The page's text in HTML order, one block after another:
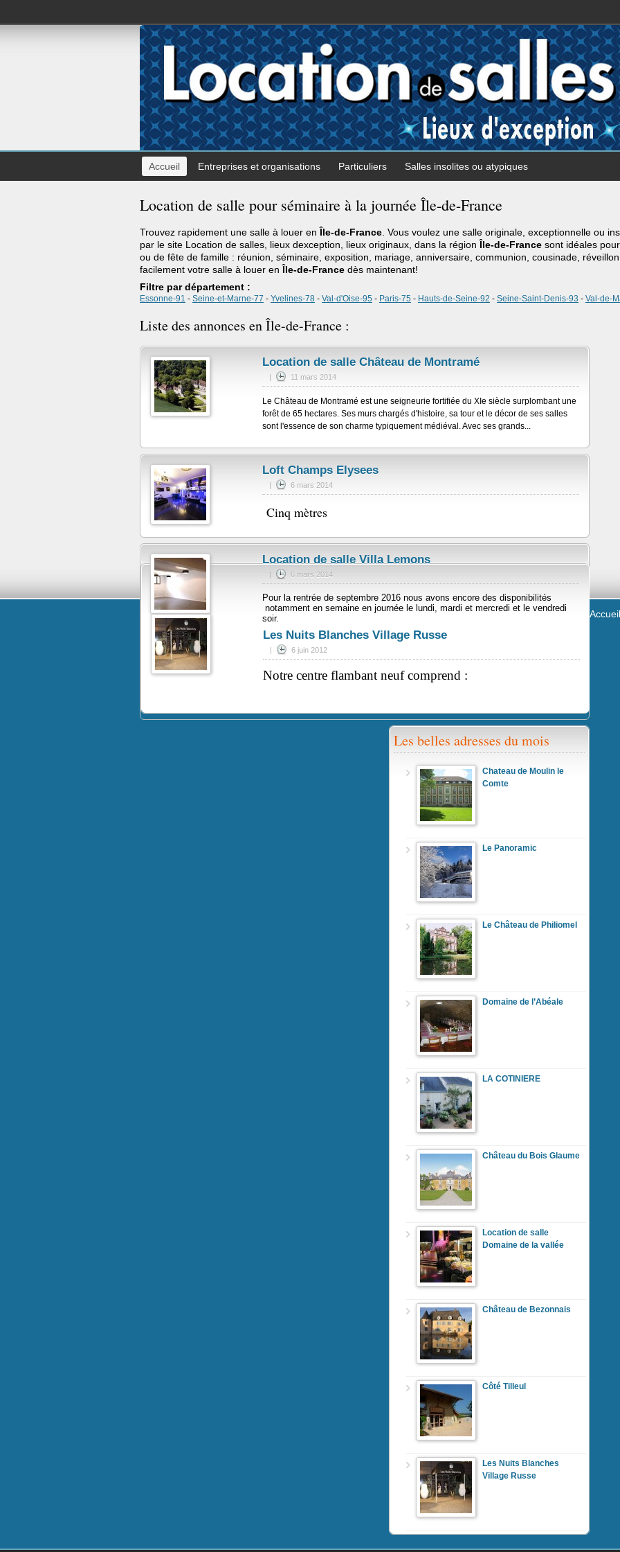
Accueil Entreprises et organisations Particuliers Salles insolites ou atypiques
Location de salle pour séminaire à la journée Île-de-France
Trouvez rapidement une salle à louer en Île-de-France . Vous voulez une salle originale, exceptionnelle ou
par le site Location de salles, lieux dexception, lieux originaux, dans la région Île-de-France sont idéales
ou de fête de famille : réunion, séminaire, exposition, mariage, anniversaire, communion, cousinade,
facilement votre salle à louer en Île-de-France dès maintenant!
Filtre par département :
Essonne-91 - Seine-et-Marne-77 - Yvelines-78 - Val-d'Oise-95 - Paris-75 - Hauts-de-Seine-92 - Seine-Saint-Denis-93 - Val-de-
Liste des annonces en Île-de-France :
Location de salle Château de Montramé
| 11 mars 2014
Le Château de Montramé est une seigneurie fortifiée du XIe siècle surplombant une
forêt de 65 hectares. Ses murs chargés d'histoire, sa tour et le décor de ses salles
sont l'essence de son charme typiquement médiéval. Avec ses grands...
Loft Champs Elysees
| 6 mars 2014
Cinq mètres
Location de salle Villa Lemons
| 6 mars 2014
Pour la rentrée de septembre 2016 nous avons encore des disponibilités
notamment en semaine en journée le lundi, mardi et mercredi et le vendredi
soir.
Les Nuits Blanches Village Russe
| 6 juin 2012
Notre centre flambant neuf comprend :
Les belles adresses du mois
Chateau de Moulin le
Comte
Le Panoramic
Le Château de Philiomel
Domaine de l’Abéale
LA COTINIERE
Château du Bois Glaume
Location de salle
Domaine de la vallée
Château de Bezonnais
Côté Tilleul
Les Nuits Blanches
Village Russe
Accueil